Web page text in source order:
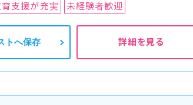
支援が充実 未経験者歓迎
トへ保存 詳細を見る